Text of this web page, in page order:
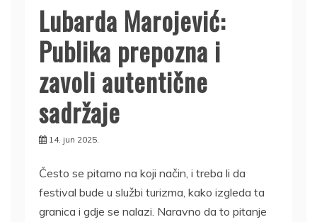
Lubarda Marojević:
Publika prepozna i
zavoli autentične
sadržaje
14. jun 2025.
Često se pitamo na koji način, i treba li da
festival bude u službi turizma, kako izgleda ta
granica i gdje se nalazi. Naravno da to pitanje